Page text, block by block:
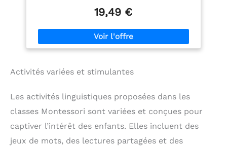
même aux niveaux supérieurs peuvent apprendre
de ces formes colorées. Puzzle de grammaire en
capacité de de votre enfant. Jouet éducatif :
chaque pièce est sélectionnée et polie pour rendre
éducatif intéressant, les enfants peuvent améliorer
19,49 €
Activités variées et stimulantes
Les activités linguistiques proposées dans les
classes Montessori sont variées et conçues pour
captiver l’intérêt des enfants. Elles incluent des
jeux de mots, des lectures partagées et des